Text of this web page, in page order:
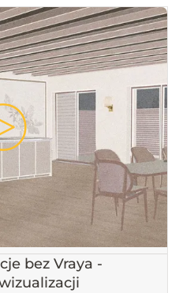
bez Vraya -